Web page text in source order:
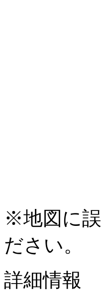
※地図に
ださい。
詳細情報